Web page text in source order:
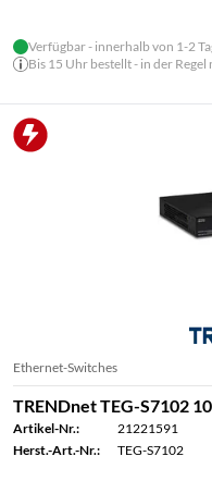
Verfügbar - innerhalb von 1-2
Bis 15 Uhr bestellt - in der
Ethernet-Switches
TRENDnet TEG-S7102
Artikel-Nr.:
21221591
Herst.-Art.-Nr.:
TEG-S7102